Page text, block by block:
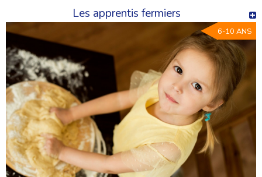
Temps de partage entre jeunes
Des colonies adaptées à chaque âge
Parce qu’un enfant de 6 ans n’a pas les mêmes besoins qu’un
adolescent de 15 ans, nos séjours sont organisés par tranches
d’âge.
Cette organisation permet de proposer des activités adaptées,
une vie de groupe équilibrée et une ambiance cohérente avec les
envies de chacun.
Des colonies de vacances toute l’année
Les colonies de vacances 2026 sont proposées pendant les
différentes périodes de vacances scolaires :
Les apprentis fermiers
6-10 ANS